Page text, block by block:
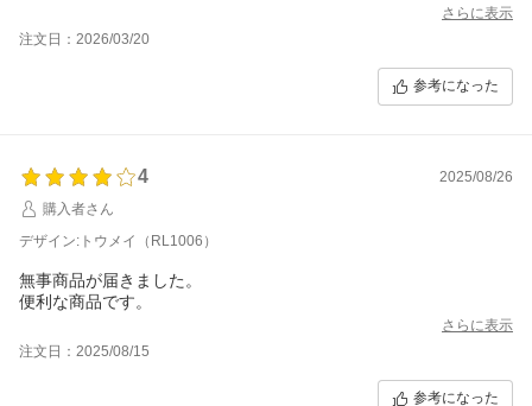
さらに表示
注文日：2026/03/20
参考になった
4
2025/08/26
購入者さん
デザイン:トウメイ（RL1006）
無事商品が届きました。
便利な商品です。
さらに表示
注文日：2025/08/15
参考になった